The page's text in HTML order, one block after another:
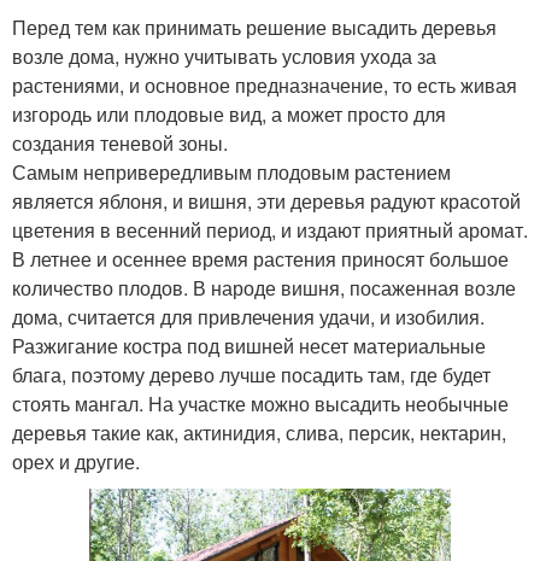
Перед тем как принимать решение высадить деревья
возле дома, нужно учитывать условия ухода за
растениями, и основное предназначение, то есть живая
изгородь или плодовые вид, а может просто для
создания теневой зоны.
Самым непривередливым плодовым растением
является яблоня, и вишня, эти деревья радуют красотой
цветения в весенний период, и издают приятный аромат.
В летнее и осеннее время растения приносят большое
количество плодов. В народе вишня, посаженная возле
дома, считается для привлечения удачи, и изобилия.
Разжигание костра под вишней несет материальные
блага, поэтому дерево лучше посадить там, где будет
стоять мангал. На участке можно высадить необычные
деревья такие как, актинидия, слива, персик, нектарин,
орех и другие.